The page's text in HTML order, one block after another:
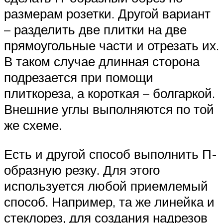
размерам розетки. Другой вариант
– разделить две плитки на две
прямоугольные части и отрезать их.
В таком случае длинная сторона
подрезается при помощи
плиткореза, а короткая – болгаркой.
Внешние углы выполняются по той
же схеме.
Есть и другой способ выполнить П-
образную резку. Для этого
используется любой приемлемый
способ. Например, та же линейка и
стеклорез, для создания надрезов